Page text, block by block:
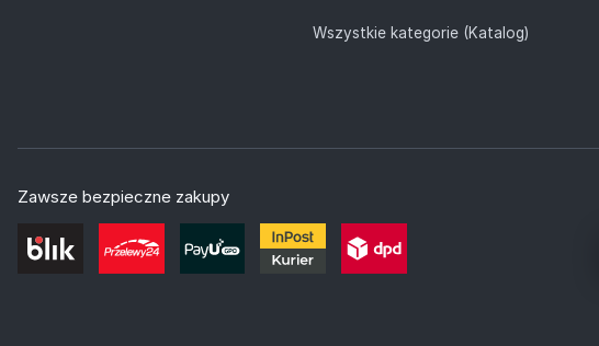
Wszystkie kategorie (Katalog)
Zawsze bezpieczne zakupy